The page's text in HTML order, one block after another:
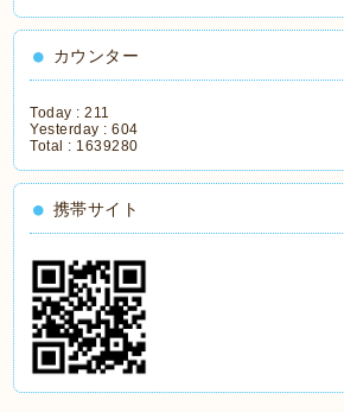
カウンター
Today :211
Yesterday :604
Total : 1639280
携帯サイト